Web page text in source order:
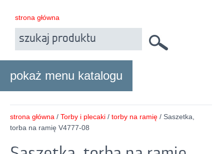
strona główna
pokaż menu katalogu
strona główna / Torby i plecaki / torby na ramię / Saszetka,
torba na ramię V4777-08